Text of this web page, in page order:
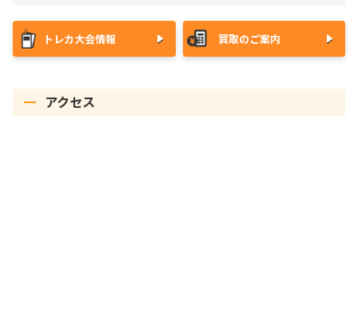
トレカ大会情報 買取のご案内
アクセス